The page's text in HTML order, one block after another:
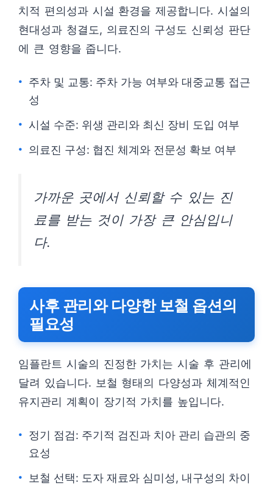
치적 편의성과 시설 환경을 제공합니다. 시설의
현대성과 청결도, 의료진의 구성도 신뢰성 판단
에 큰 영향을 줍니다.
주차 및 교통: 주차 가능 여부와 대중교통 접근
성
시설 수준: 위생 관리와 최신 장비 도입 여부
의료진 구성: 협진 체계와 전문성 확보 여부
가까운 곳에서 신뢰할 수 있는 진
료를 받는 것이 가장 큰 안심입니
다.
사후 관리와 다양한 보철 옵션의
필요성
임플란트 시술의 진정한 가치는 시술 후 관리에
달려 있습니다. 보철 형태의 다양성과 체계적인
유지관리 계획이 장기적 가치를 높입니다.
정기 점검: 주기적 검진과 치아 관리 습관의 중
요성
보철 선택: 도자 재료와 심미성, 내구성의 차이